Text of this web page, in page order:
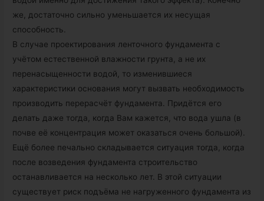
же, достаточно сильно уменьшается их несущая
способность.
В случае проектирования ленточного фундамента с
учётом естественной влажности грунта, а не их
перенасыщенности водой, то изменившиеся
характеристики основания могут вызвать необходимость
производить перерасчёт фундамента. Придётся его
делать даже тогда, когда Вам кажется, что вода ушла (в
почве её концентрация может оказаться очень большой).
Ещё более печально складывается ситуация тогда, когда
после возведения фундамента строительство
останавливается на несколько лет. В этой ситуации
существует риск подъёма не нагруженного фундамента из